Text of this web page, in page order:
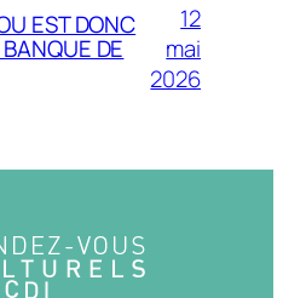
EST DONC
BANQUE DE
12
mai
2026